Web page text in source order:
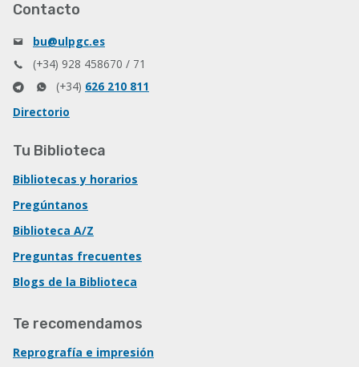
Contacto
bu@ulpgc.es
(+34) 928 458670 / 71
(+34) 626 210 811
Directorio
Tu Biblioteca
Bibliotecas y horarios
Pregúntanos
Biblioteca A/Z
Preguntas frecuentes
Blogs de la Biblioteca
Te recomendamos
Reprografía e impresión